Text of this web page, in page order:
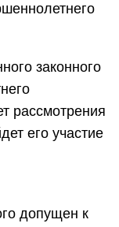
законного
рассмотрения
его участие
допущен к